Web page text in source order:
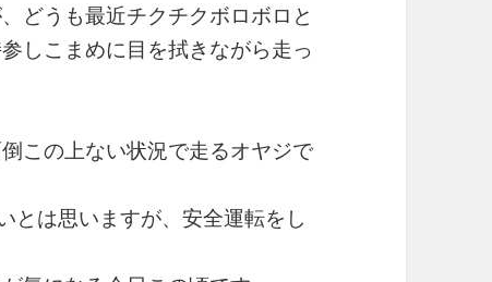
どうも最近チクチクボロボロと
しこまめに目を拭きながら走っ
この上ない状況で走るオヤジで
とは思いますが、安全運転をし